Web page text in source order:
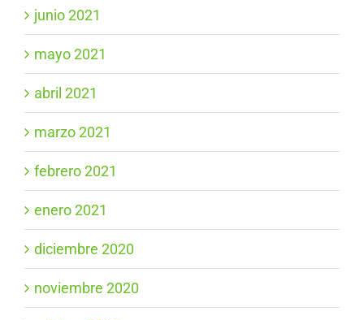
junio 2021
mayo 2021
abril 2021
marzo 2021
febrero 2021
enero 2021
diciembre 2020
noviembre 2020